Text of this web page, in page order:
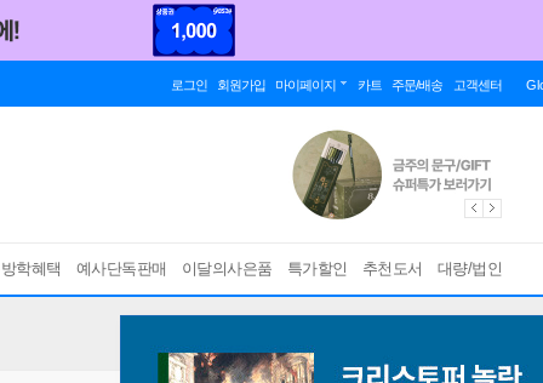
로그인 회원가입 마이페이지 카트 주문/배송 고객센터
학혜택 예사단독판매 이달의사은품 특가할인 추천도서 대량/법인